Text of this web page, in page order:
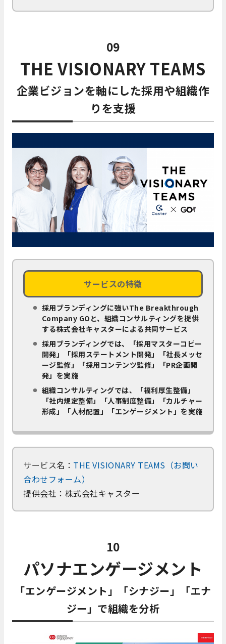
09
THE VISIONARY TEAMS
企業ビジョンを軸にした採用や組織作
りを支援
サービスの特徴
採用ブランディングに強いThe Breakthrough
Company GOと、組織コンサルティングを提供
する株式会社キャスターによる共同サービス
採用ブランディングでは、「採用マスターコピー
開発」「採用ステートメント開発」「社長メッセ
ージ監修」「採用コンテンツ監修」「PR企画開
発」を実施
組織コンサルティングでは、「福利厚生整備」
「社内規定整備」「人事制度整備」「カルチャー
形成」「人材配置」「エンゲージメント」を実施
サービス名： THE VISIONARY TEAMS（お問い
合わせフォーム）
提供会社：株式会社キャスター
10
パソナエンゲージメント
「エンゲージメント」「シナジー」「エナ
ジー」で組織を分析